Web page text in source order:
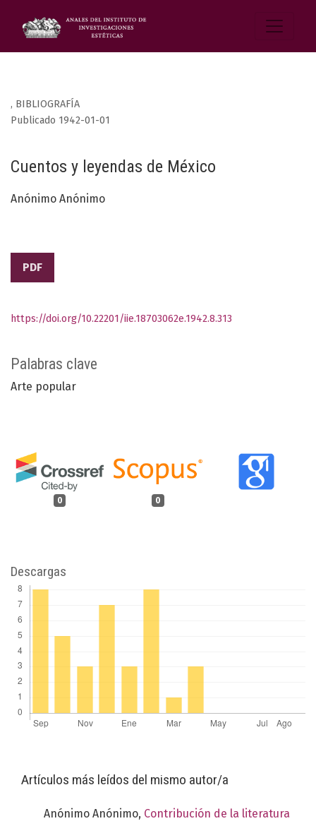
, BIBLIOGRAFÍA
Cuentos y leyendas de México
Publicado 1942-01-01
Anónimo Anónimo
PDF
Palabras clave
Arte popular
0 0
https://doi.org/10.22201/iie.18703062e.1942.8.313
Descargas
Artículos más leídos del mismo autor/a
Anónimo Anónimo, Contribución de la literatura